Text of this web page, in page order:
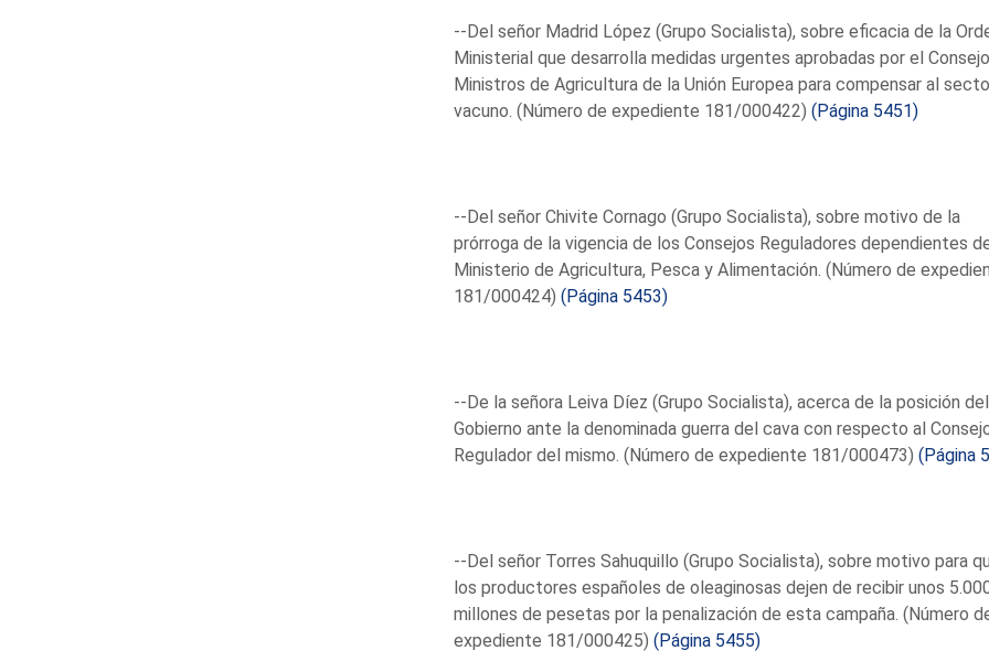
--Del señor Madrid López (Grupo Socialista), sobre eficacia de la
Ministerial que desarrolla medidas urgentes aprobadas por el
Ministros de Agricultura de la Unión Europea para compensar al
vacuno. (Número de expediente 181/000422) (Página 5451)
--Del señor Chivite Cornago (Grupo Socialista), sobre motivo de la
prórroga de la vigencia de los Consejos Reguladores dependientes
Ministerio de Agricultura, Pesca y Alimentación. (Número de
181/000424) (Página 5453)
--De la señora Leiva Díez (Grupo Socialista), acerca de la posición del
Gobierno ante la denominada guerra del cava con respecto al
Regulador del mismo. (Número de expediente 181/000473) (Página
--Del señor Torres Sahuquillo (Grupo Socialista), sobre motivo para
los productores españoles de oleaginosas dejen de recibir unos
millones de pesetas por la penalización de esta campaña. (Número
expediente 181/000425) (Página 5455)